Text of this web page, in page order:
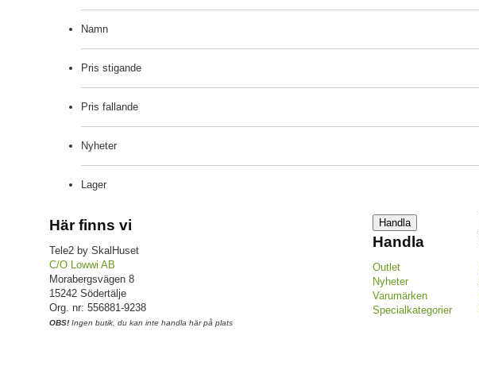
Namn
Pris stigande
Pris fallande
Nyheter
Lager
Här finns vi
Tele2 by SkalHuset
C/O Lowwi AB
Morabergsvägen 8
15242 Södertälje
Org. nr: 556881-9238
OBS! Ingen butik, du kan inte handla här på plats
Handla
Handla
Outlet
Nyheter
Varumärken
Specialkategorier